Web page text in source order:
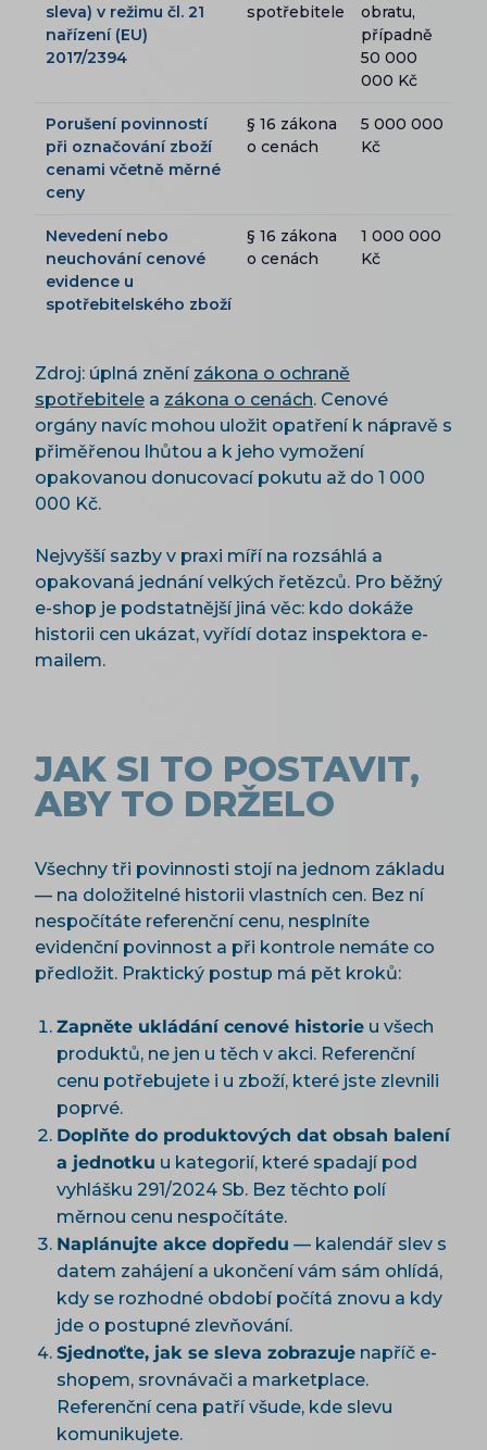
sleva) v režimu čl. 21
nařízení (EU)
2017/2394
spotřebitele
obratu,
případně
50 000
000 Kč
Porušení povinností
při označování zboží
cenami včetně měrné
ceny
§ 16 zákona
o cenách
5 000 000
Kč
Nevedení nebo
neuchování cenové
evidence u
spotřebitelského zboží
§ 16 zákona
o cenách
1 000 000
Kč
Zdroj: úplná znění zákona o ochraně
spotřebitele a zákona o cenách. Cenové
orgány navíc mohou uložit opatření k nápravě s
přiměřenou lhůtou a k jeho vymožení
opakovanou donucovací pokutu až do 1 000
000 Kč.
Nejvyšší sazby v praxi míří na rozsáhlá a
opakovaná jednání velkých řetězců. Pro běžný
e-shop je podstatnější jiná věc: kdo dokáže
historii cen ukázat, vyřídí dotaz inspektora e-
mailem.
JAK SI TO POSTAVIT,
ABY TO DRŽELO
Všechny tři povinnosti stojí na jednom základu
— na doložitelné historii vlastních cen. Bez ní
nespočítáte referenční cenu, nesplníte
evidenční povinnost a při kontrole nemáte co
předložit. Praktický postup má pět kroků:
Zapněte ukládání cenové historie u všech
produktů, ne jen u těch v akci. Referenční
cenu potřebujete i u zboží, které jste zlevnili
poprvé.
Doplňte do produktových dat obsah balení
a jednotku u kategorií, které spadají pod
vyhlášku 291/2024 Sb. Bez těchto polí
měrnou cenu nespočítáte.
Naplánujte akce dopředu — kalendář slev s
datem zahájení a ukončení vám sám ohlídá,
kdy se rozhodné období počítá znovu a kdy
jde o postupné zlevňování.
Sjednoťte, jak se sleva zobrazuje napříč e-
shopem, srovnávači a marketplace.
Referenční cena patří všude, kde slevu
komunikujete.